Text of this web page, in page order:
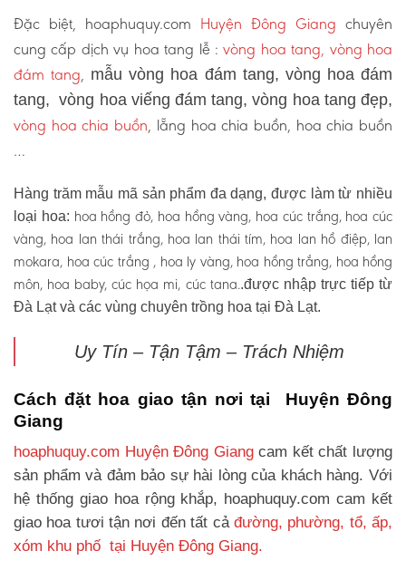
Đặc biệt, hoaphuquy.com Huyện Đông Giang chuyên
cung cấp dịch vụ hoa tang lễ :vòng hoa tang, vòng hoa
đám tang, mẫu vòng hoa đám tang, vòng hoa đám
tang, vòng hoa viếng đám tang, vòng hoa tang đẹp,
vòng hoa chia buồn, lẵng hoa chia buồn, hoa chia buồn
…
Hàng trăm mẫu mã sản phẩm đa dạng, được làm từ nhiều
loại hoa: hoa hồng đỏ, hoa hồng vàng, hoa cúc trắng, hoa cúc
vàng, hoa lan thái trắng, hoa lan thái tím, hoa lan hồ điệp, lan
mokara, hoa cúc trắng , hoa ly vàng, hoa hồng trắng, hoa hồng
môn, hoa baby, cúc họa mi, cúc tana..được nhập trực tiếp từ
Đà Lạt và các vùng chuyên trồng hoa tại Đà Lạt.
Uy Tín – Tận Tậm – Trách Nhiệm
Cách đặt hoa giao tận nơi tại Huyện Đông
Giang
hoaphuquy.com Huyện Đông Giangcam kết chất lượng
sản phẩm và đảm bảo sự hài lòng của khách hàng. Với
hệ thống giao hoa rộng khắp, hoaphuquy.com cam kết
giao hoa tươi tận nơi đến tất cả đường, phường, tổ, ấp,
xóm khu phố tại Huyện Đông Giang.